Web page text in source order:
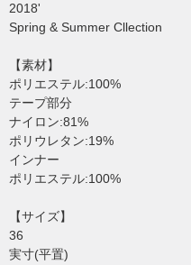
2018'
Spring & Summer Cllection
【素材】
ポリエステル:100%
テープ部分
ナイロン:81%
ポリウレタン:19%
インナー
ポリエステル:100%
【サイズ】
36
実寸(平置)